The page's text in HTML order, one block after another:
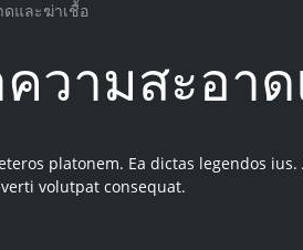
และฆ่าเชื้อ
วามสะอา
platonem. Ea dictas legendos
volutpat consequat.